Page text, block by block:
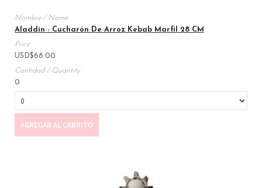
Aladdin - Cucharón De Arroz Kebab Marfil 28 CM
USD$68.00
0
AGREGAR AL CARRITO